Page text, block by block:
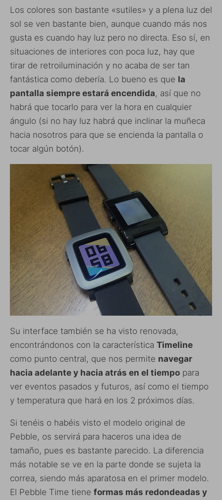
Los colores son bastante «sutiles» y a plena luz del
sol se ven bastante bien, aunque cuando más nos
gusta es cuando hay luz pero no directa. Eso sí, en
situaciones de interiores con poca luz, hay que
tirar de retroiluminación y no acaba de ser tan
fantástica como debería. Lo bueno es que la
pantalla siempre estará encendida, así que no
habrá que tocarlo para ver la hora en cualquier
ángulo (si no hay luz habrá que inclinar la muñeca
hacia nosotros para que se encienda la pantalla o
tocar algún botón).
Su interface también se ha visto renovada,
encontrándonos con la característica Timeline
como punto central, que nos permite navegar
hacia adelante y hacia atrás en el tiempo para
ver eventos pasados y futuros, así como el tiempo
y temperatura que hará en los 2 próximos días.
Si tenéis o habéis visto el modelo original de
Pebble, os servirá para haceros una idea de
tamaño, pues es bastante parecido. La diferencia
más notable se ve en la parte donde se sujeta la
correa, siendo más aparatosa en el primer modelo.
El Pebble Time tiene formas más redondeadas y